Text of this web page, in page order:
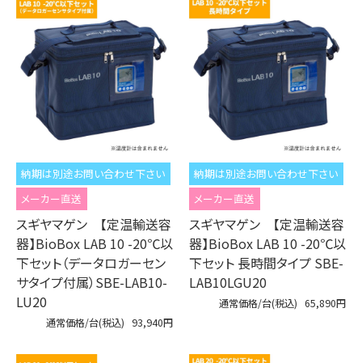
納期は別途お問い合わせ下さい
メーカー直送
スギヤマゲン 【定温輸送容
器】BioBox LAB 10 -20℃以
下セット（データロガーセン
サタイプ付属）SBE-LAB10-
LU20
通常価格/台(税込) 93,940円
納期は別途お問い合わせ下さい
メーカー直送
スギヤマゲン 【定温輸送容
器】BioBox LAB 10 -20℃以
下セット 長時間タイプ SBE-
LAB10LGU20
通常価格/台(税込) 65,890円